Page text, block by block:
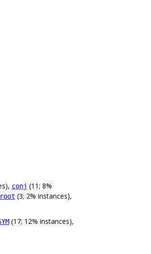
conj (11; 8%
root (3; 2% instances),
(17; 12% instances),